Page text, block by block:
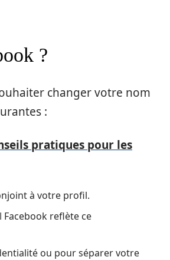
?
changer votre nom
:
pratiques pour les
à votre profil.
reflète ce
ou pour séparer votre